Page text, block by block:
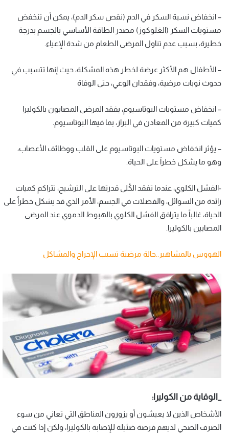
– انخفاض نسبة السكر في الدم (نقص سكر الدم)، يمكن أن تنخفض
مستويات السكر (الغلوكوز) مصدر الطاقة الأساسي بالجسم بدرجة
خطيرة، بسبب عدم تناول المرضى الطعام من شدة الإعياء.
– الأطفال هم الأكثر عرضة لخطر هذه المشكلة، حيث إنها تتسبب في
حدوث نوبات مرضية، وفقدان الوعي، حتى الوفاة
– انخفاض مستويات البوتاسيوم، يفقد المرضى المصابون بالكوليرا
كميات كبيرة من المعادن في البراز، بما فيها البوتاسيوم.
– يؤثر انخفاض مستويات البوتاسيوم على القلب ووظائف الأعصاب،
وهو ما يشكل خطراً على الحياة.
-الفشل الكلوي، عندما تفقد الكُلى قدرتها على الترشيح، تتراكم كميات
زائدة من السوائل، والفضلات في الجسم، الأمر الذي قد يشكل خطراً على
الحياة، غالباً ما يترافق الفشل الكلوي بالهبوط الدموي عند المرضى
المصابين بالكوليرا.
الهووس بالمشاهير..حالة مرضية تسبب الإحراج والمشاكل
_الوقاية من الكوليرا:
الأشخاص الذين لا يعيشون أو يزورون المناطق التي تعاني من سوء
الصرف الصحي لديهم فرصة ضئيلة للإصابة بالكوليرا، ولكن إذا كنت في